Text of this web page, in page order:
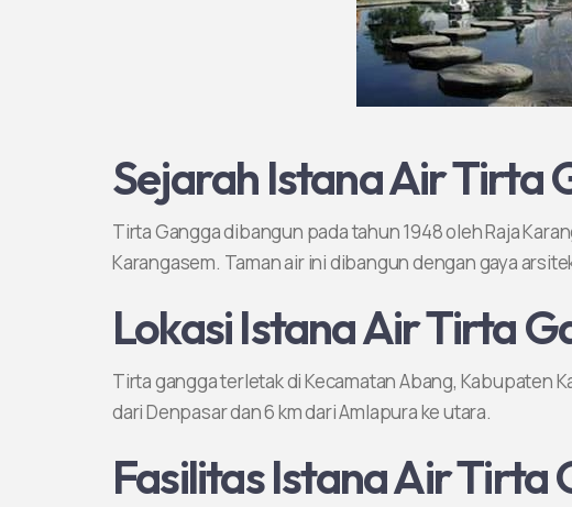
Sejarah Istana Air Tirta
Tirta Gangga dibangun pada tahun 1948 oleh Raja
Karangasem. Taman air ini dibangun dengan gaya
Lokasi Istana Air Tirta
Tirta gangga terletak di Kecamatan Abang, Kabupaten
dari Denpasar dan 6 km dari Amlapura ke utara.
Fasilitas Istana Air Tirta